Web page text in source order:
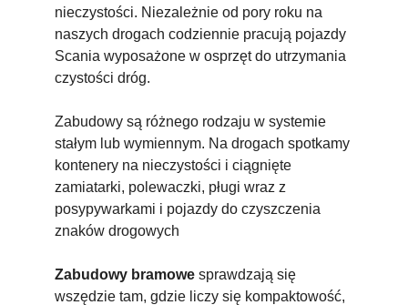
nieczystości. Niezależnie od pory roku na
naszych drogach codziennie pracują pojazdy
Scania wyposażone w osprzęt do utrzymania
czystości dróg.
Zabudowy są różnego rodzaju w systemie
stałym lub wymiennym. Na drogach spotkamy
kontenery na nieczystości i ciągnięte
zamiatarki, polewaczki, pługi wraz z
posypywarkami i pojazdy do czyszczenia
znaków drogowych
Zabudowy bramowe sprawdzają się
wszędzie tam, gdzie liczy się kompaktowość,